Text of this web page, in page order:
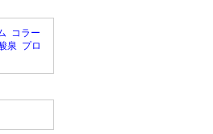
コラー
泉 プロ